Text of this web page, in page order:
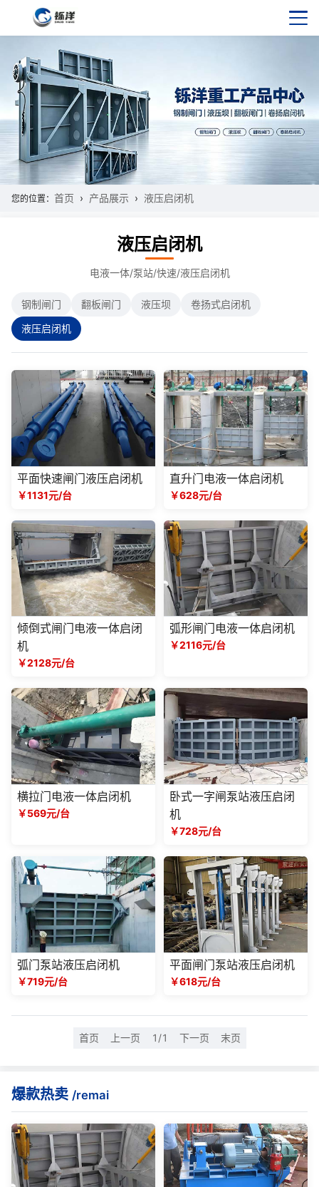
您的位置： 首页 产品展示 液压启闭机
液压启闭机
电液一体/泵站/快速/液压启闭机
钢制闸门 翻板闸门 液压坝
卷扬式启闭机
液压启闭机
平面快速闸门液压启闭机
￥1131元/台
直升门电液一体启闭机
￥628元/台
倾倒式闸门电液一体启闭
机
￥2128元/台
弧形闸门电液一体启闭机
￥2116元/台
横拉门电液一体启闭机
￥569元/台
卧式一字闸泵站液压启闭
机
￥728元/台
弧门泵站液压启闭机
￥719元/台
平面闸门泵站液压启闭机
￥618元/台
首页 上一页 1/1 下一页 末页
爆款热卖 /remai